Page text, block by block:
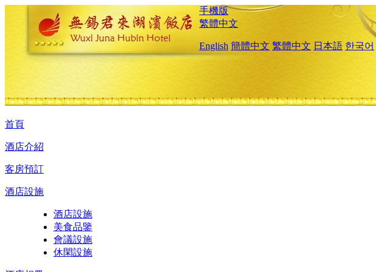
手機版
繁體中文
English 簡體中文 繁體中文 日本語 한국어
首頁
酒店介紹
客房預訂
酒店設施
酒店設施
美食品鑒
會議設施
休閑設施